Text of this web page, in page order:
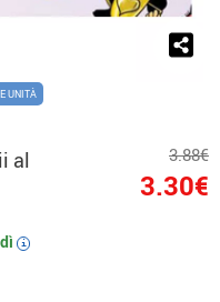
UNITÀ
al 3.88€
3.30€
i